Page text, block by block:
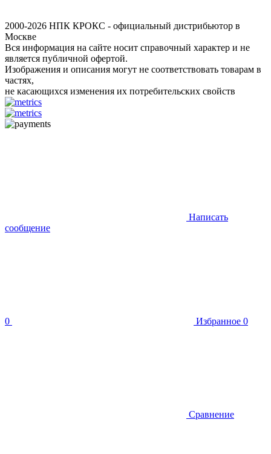
2000-2026 НПК КРОКС - официальный дистрибьютор в
Москве
Вся информация на сайте носит справочный характер и не
является публичной офертой.
Изображения и описания могут не соответствовать товарам в
частях,
не касающихся изменения их потребительских свойств
Написать
сообщение
0 Избранное 0
Сравнение